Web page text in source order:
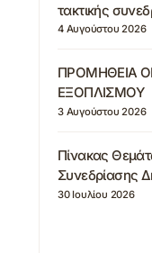
τακτικής
4 Αυγούστου 2026
ΠΡΟΜΗΘΕΙΑ
ΕΞΟΠΛΙΣΜΟΥ
3 Αυγούστου 2026
Πίνακας
Συνεδρίασης
30 Ιουλίου 2026